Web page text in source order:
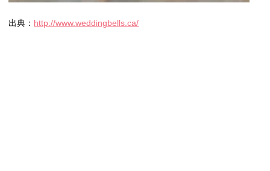
出典： http://www.weddingbells.ca/